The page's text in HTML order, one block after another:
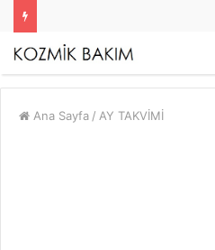
Ana Sayfa / AY TAKVİMİ